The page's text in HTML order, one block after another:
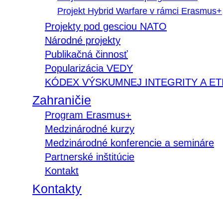
Projekt Hybrid Warfare v rámci Erasmus+
Projekty pod gesciou NATO
Národné projekty
Publikačná činnosť
Popularizácia VEDY
KÓDEX VÝSKUMNEJ INTEGRITY A
Zahraničie
Program Erasmus+
Medzinárodné kurzy
Medzinárodné konferencie a semináre
Partnerské inštitúcie
Kontakt
Kontakty